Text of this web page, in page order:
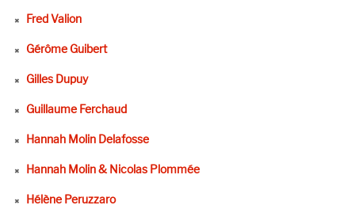
Fred Valion
Gérôme Guibert
Gilles Dupuy
Guillaume Ferchaud
Hannah Molin Delafosse
Hannah Molin & Nicolas Plommée
Hélène Peruzzaro